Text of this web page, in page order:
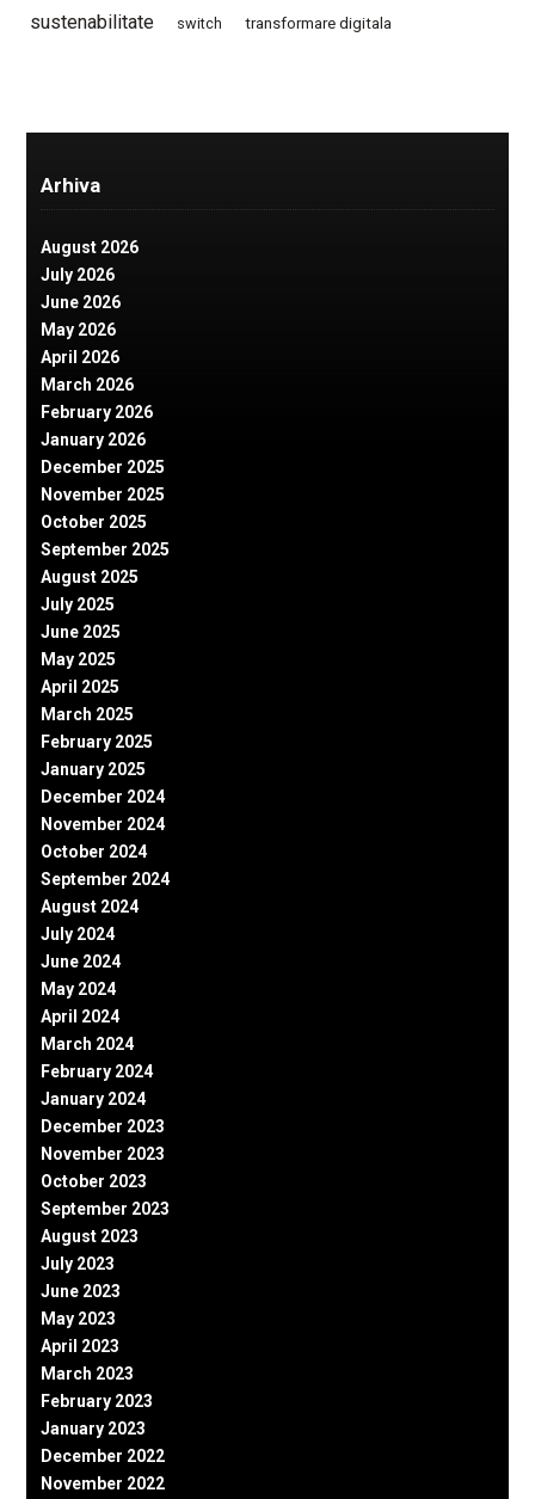
sustenabilitate switch transformare digitala
Arhiva
August 2026
July 2026
June 2026
May 2026
April 2026
March 2026
February 2026
January 2026
December 2025
November 2025
October 2025
September 2025
August 2025
July 2025
June 2025
May 2025
April 2025
March 2025
February 2025
January 2025
December 2024
November 2024
October 2024
September 2024
August 2024
July 2024
June 2024
May 2024
April 2024
March 2024
February 2024
January 2024
December 2023
November 2023
October 2023
September 2023
August 2023
July 2023
June 2023
May 2023
April 2023
March 2023
February 2023
January 2023
December 2022
November 2022